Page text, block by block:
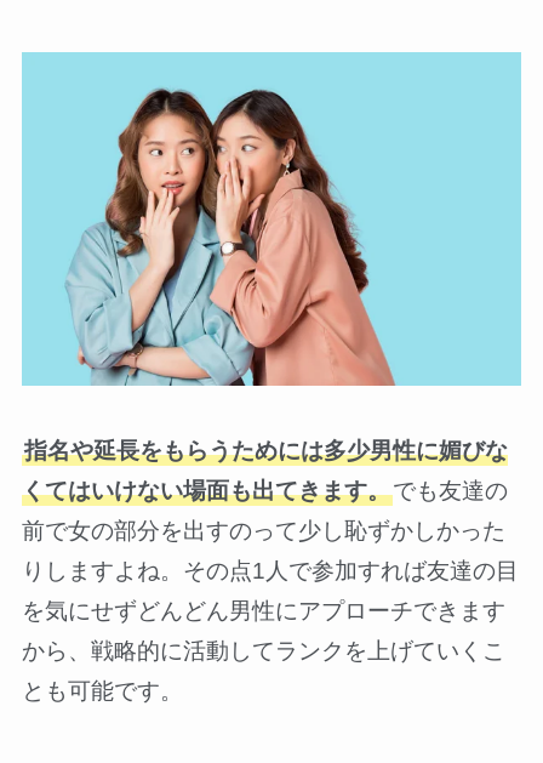
指名や延長をもらうためには多少男性に媚びな
くてはいけない場面も出てきます。でも友達の
前で女の部分を出すのって少し恥ずかしかった
りしますよね。その点1人で参加すれば友達の目
を気にせずどんどん男性にアプローチできます
から、戦略的に活動してランクを上げていくこ
とも可能です。